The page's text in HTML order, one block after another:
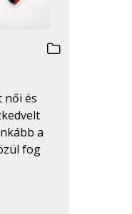
női és
a
fog